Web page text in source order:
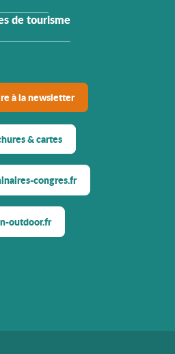
de tourisme
à la newsletter
& cartes
congres.fr
outdoor.fr